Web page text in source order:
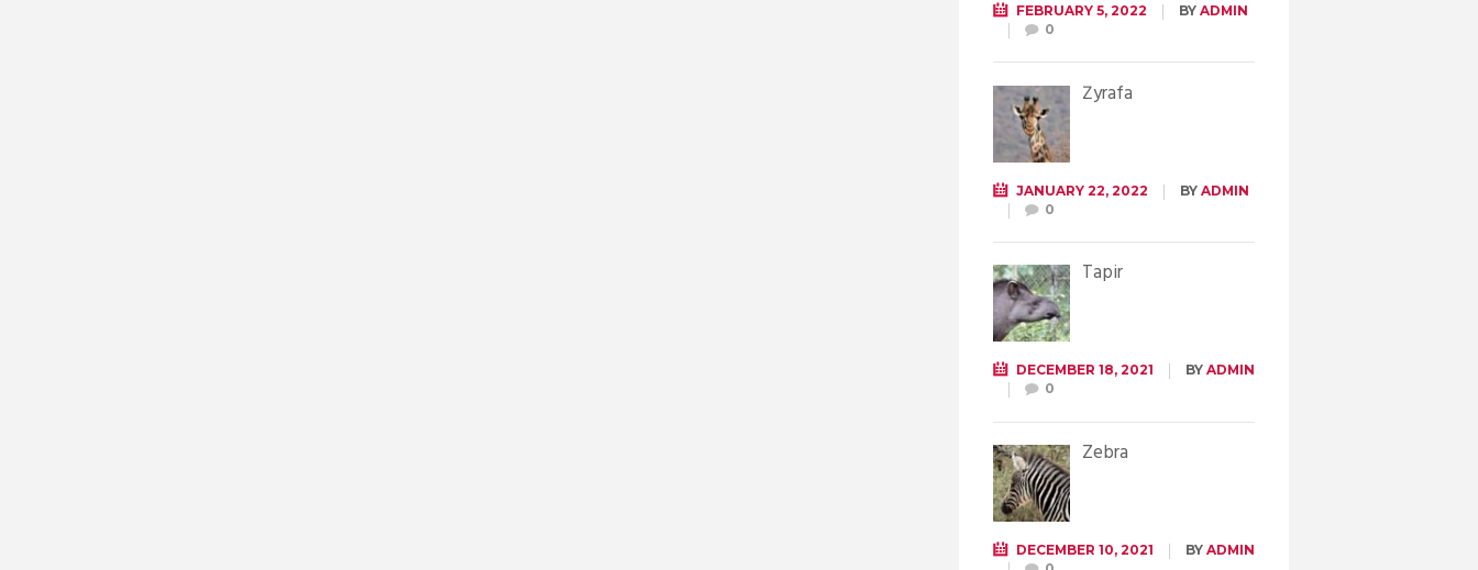
FEBRUARY 5, 2022 BY ADMIN
0
Żyrafa
JANUARY 22, 2022 BY ADMIN
0
Tapir
DECEMBER 18, 2021 BY ADMIN
0
Zebra
DECEMBER 10, 2021 BY ADMIN